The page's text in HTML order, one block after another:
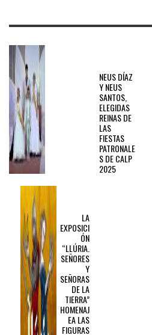
NEUS DÍAZ
Y NEUS
SANTOS,
ELEGIDAS
REINAS DE
LAS
FIESTAS
PATRONALE
S DE CALP
2025
LA
EXPOSICI
ÓN
“LLÚRIA.
SEÑORES
Y
SEÑORAS
DE LA
TIERRA”
HOMENAJ
EA LAS
FIGURAS